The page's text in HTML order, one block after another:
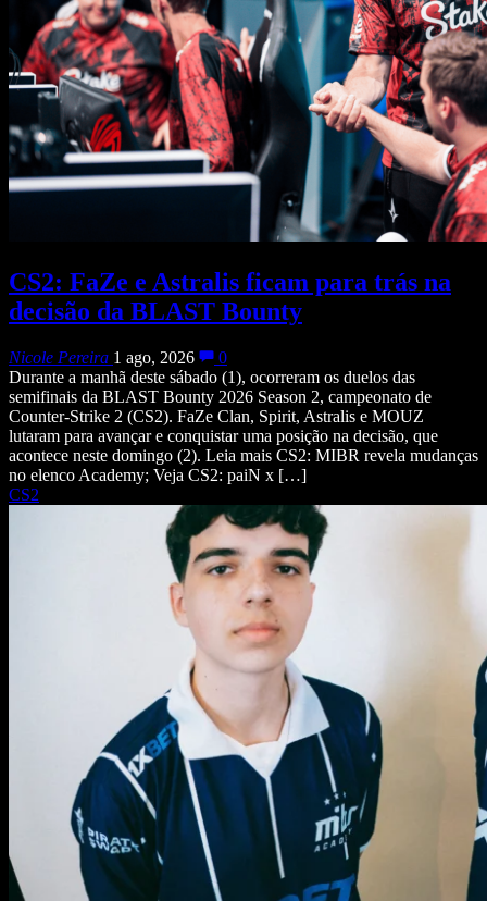
CS2: FaZe e Astralis ficam para trás na
decisão da BLAST Bounty
Nicole Pereira 1 ago, 2026
0
Durante a manhã deste sábado (1), ocorreram os duelos das
semifinais da BLAST Bounty 2026 Season 2, campeonato de
Counter-Strike 2 (CS2). FaZe Clan, Spirit, Astralis e MOUZ
lutaram para avançar e conquistar uma posição na decisão, que
acontece neste domingo (2). Leia mais CS2: MIBR revela mudanças
no elenco Academy; Veja CS2: paiN x […]
CS2